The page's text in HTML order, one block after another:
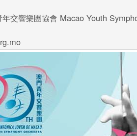
交響樂團協會 Macao Youth